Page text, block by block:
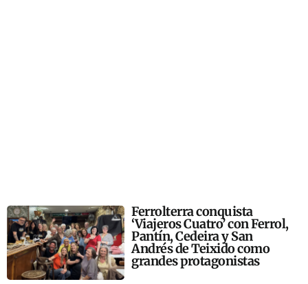
Ferrolterra conquista
‘Viajeros Cuatro’ con Ferrol,
Pantín, Cedeira y San
Andrés de Teixido como
grandes protagonistas